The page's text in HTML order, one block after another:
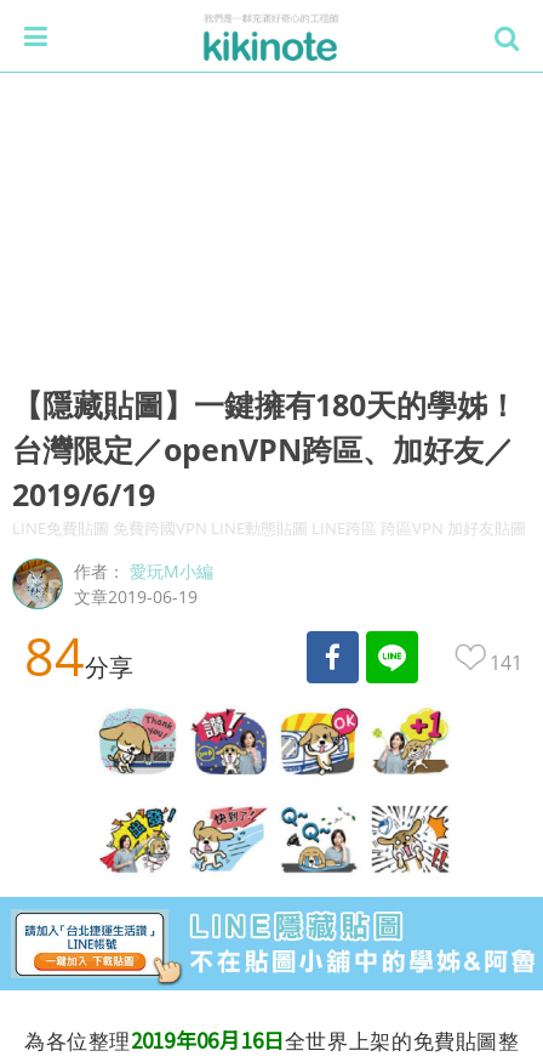
【隱藏貼圖】一鍵擁有180天的學姊！
台灣限定／openVPN跨區、加好友／
2019/6/19
LINE免費貼圖 免費跨國VPN LINE動態貼圖 LINE跨區 跨區VPN 加好友貼圖
作者：愛玩M小編
文章2019-06-19
84分享 141
為各位整理2019年06月16日全世界上架的免費貼圖整